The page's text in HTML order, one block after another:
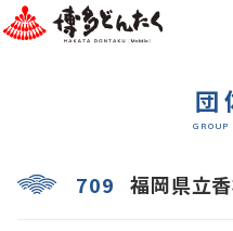
団
GROUP
709 福岡県立